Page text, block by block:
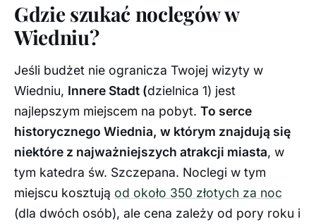
Gdzie szukać noclegów w
Wiedniu?
Jeśli budżet nie ogranicza Twojej wizyty w
Wiedniu, Innere Stadt (dzielnica 1) jest
najlepszym miejscem na pobyt. To serce
historycznego Wiednia, w którym znajdują się
niektóre z najważniejszych atrakcji miasta, w
tym katedra św. Szczepana. Noclegi w tym
miejscu kosztują od około 350 złotych za noc
(dla dwóch osób), ale cena zależy od pory roku i